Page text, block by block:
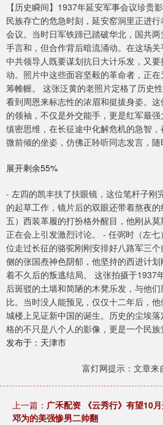
【历史瞬间】1937年延安军事会议珍贵
民族存亡的危急时刻，延安窑洞里正进
会议。当时日军铁蹄已踏破华北，国共
手言和，但合作背后暗流涌动。在这场关
中共领导人既要谋划抗日大计乐发，又
动。照片中这些面容坚毅的革命者，正
筹帷幄。 这张泛黄的老照片定格了历史
看到周恩来标志性的浓眉和挺拔身姿。
的领袖，不仅是外交能手，更是红军最
缜密思维，在长征途中化解危机的急智
微前倾的坐姿，仿佛正聆听同志发言，随
展开剩余55%
- 左四的凯丰扶了扶眼镜，这位笔杆子刚
的起草工作，镜片后的双眼还带着熬夜
五）西装革履的打扮格外醒目，他刚从莫
正在会上引发激烈讨论。 - 任弼时（左
位走过长征的骆驼刚刚安排好八路军三
侧的张国焘神色阴郁，他坚持的西进计
着不久后的叛逃结局。 这张拍摄于1937
后斑驳的土墙和简陋的木凳乐发，与他
比。当时没人能预见，仅仅十二年后，
城楼上见证新中国的诞生。历史的尘埃
格的不只是八个人的影像，更是一个民族
发布于：天津市
富灯网提示：文章来
上一篇： 广禾配资 《云秀行》有望10
邓为的美强惨男二帅翻